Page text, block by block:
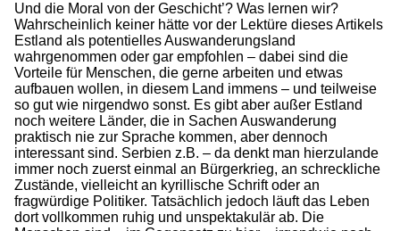
Und die Moral von der Geschicht’? Was lernen wir?
Wahrscheinlich keiner hätte vor der Lektüre dieses Artikels
Estland als potentielles Auswanderungsland
wahrgenommen oder gar empfohlen – dabei sind die
Vorteile für Menschen, die gerne arbeiten und etwas
aufbauen wollen, in diesem Land immens – und teilweise
so gut wie nirgendwo sonst. Es gibt aber außer Estland
noch weitere Länder, die in Sachen Auswanderung
praktisch nie zur Sprache kommen, aber dennoch
interessant sind. Serbien z.B. – da denkt man hierzulande
immer noch zuerst einmal an Bürgerkrieg, an schreckliche
Zustände, vielleicht an kyrillische Schrift oder an
fragwürdige Politiker. Tatsächlich jedoch läuft das Leben
dort vollkommen ruhig und unspektakulär ab. Die